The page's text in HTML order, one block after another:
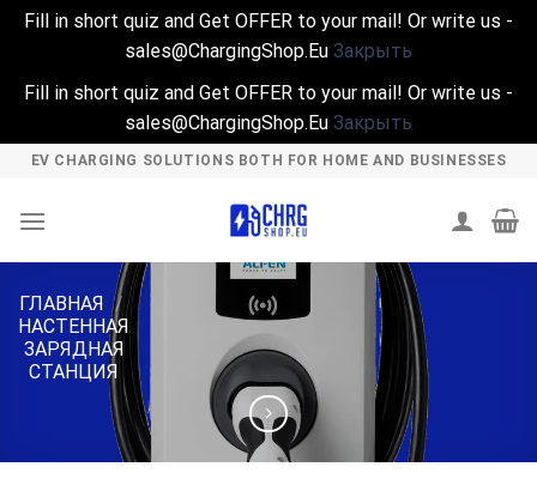
Fill in short quiz and Get OFFER to your mail! Or write us -
sales@ChargingShop.Eu Закрыть
Fill in short quiz and Get OFFER to your mail! Or write us -
sales@ChargingShop.Eu Закрыть
Skip
content
EV CHARGING SOLUTIONS BOTH FOR HOME AND BUSINESSES
ГЛАВНАЯ /
НАСТЕННАЯ
ЗАРЯДНАЯ
СТАНЦИЯ